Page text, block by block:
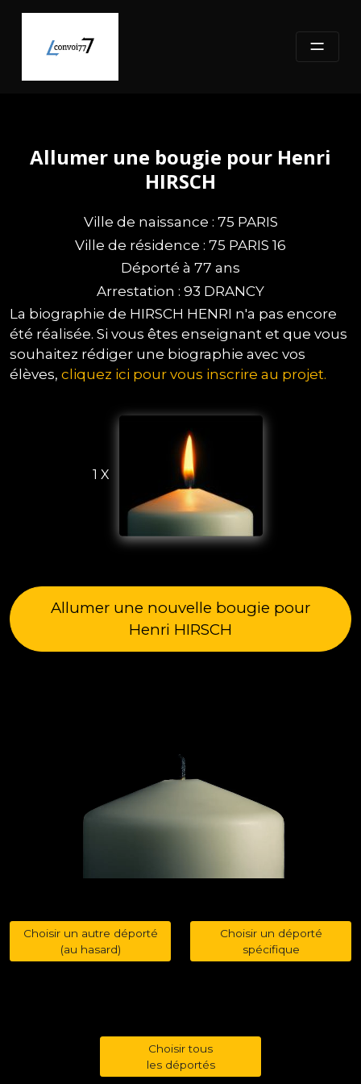
content
Allumer une bougie pour Henri
HIRSCH
Ville de naissance : 75 PARIS
Ville de résidence : 75 PARIS 16
Déporté à 77 ans
Arrestation : 93 DRANCY
La biographie de HIRSCH HENRI n'a pas encore
été réalisée. Si vous êtes enseignant et que vous
souhaitez rédiger une biographie avec vos
élèves, cliquez ici pour vous inscrire au projet.
1 X
Allumer une nouvelle bougie pour
Henri HIRSCH
Choisir un autre déporté
(au hasard)
Choisir un déporté
spécifique
Choisir tous
les déportés